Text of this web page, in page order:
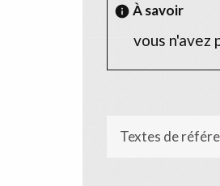
info À savoir
vous n'avez
Textes de